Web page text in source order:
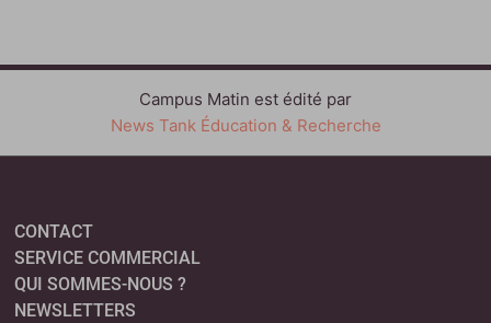
Campus Matin est édité par
News Tank Éducation & Recherche
CONTACT
SERVICE COMMERCIAL
QUI SOMMES-NOUS ?
NEWSLETTERS